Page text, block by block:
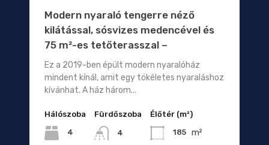
Modern nyaraló tengerre néző
kilátással, sósvizes medencével és
75 m²-es tetőterasszal –
Ez a 2019-ben épült modern nyaralóház
mindent kínál, amit egy tökéletes nyaraláshoz
kívánhat. A ház három...
Hálószoba
4
Fürdőszoba
4
Élőtér (m²)
185 m²